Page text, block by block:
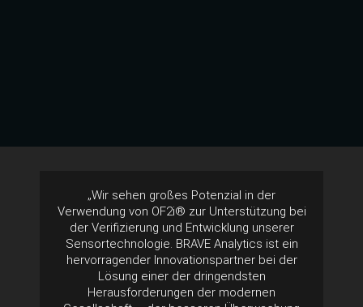
„Wir sehen großes Potenzial in der
Verwendung von OF2i® zur Unterstützung bei
der Verifizierung und Entwicklung unserer
Sensortechnologie. BRAVE Analytics ist ein
hervorragender Innovationspartner bei der
Lösung einer der dringendsten
Herausforderungen der modernen